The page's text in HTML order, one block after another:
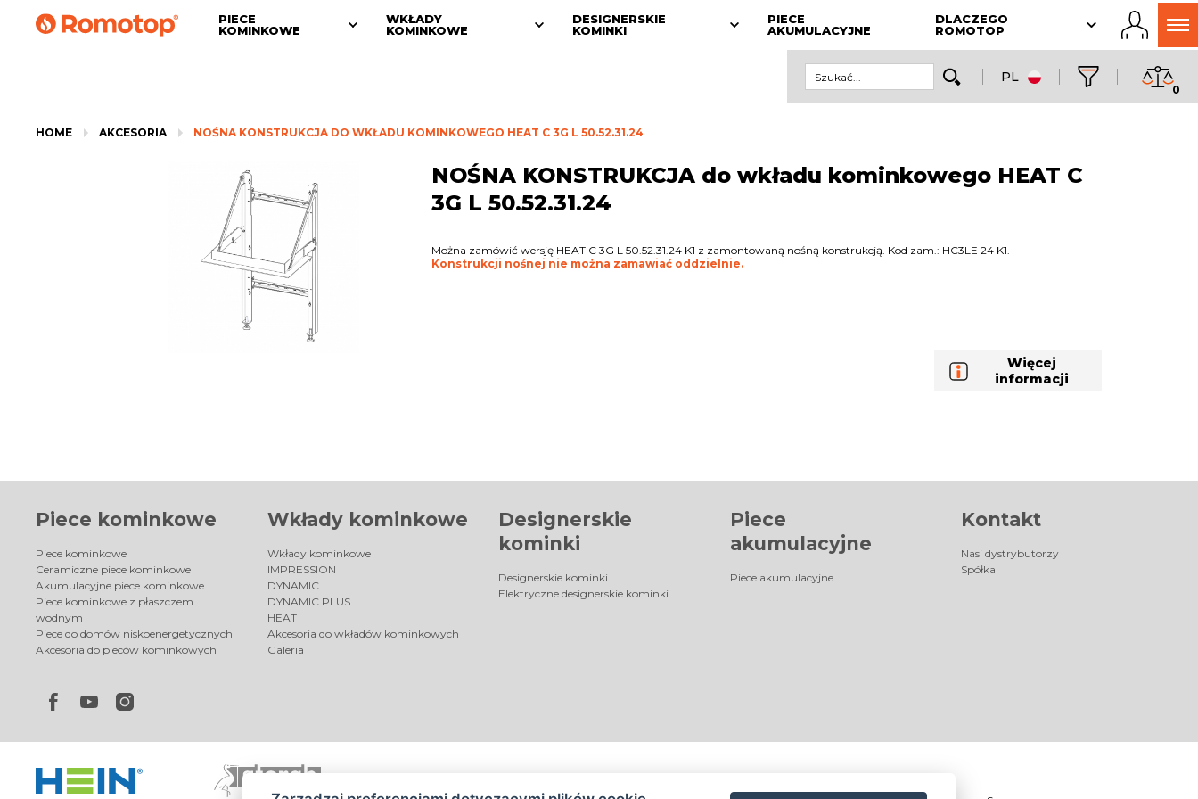
PIECE
KOMINKOWE
WKŁADY
KOMINKOWE
DESIGNERSKIE
KOMINKI
PIECE
AKUMULACYJNE
DLACZEGO
ROMOTOP
PL
0
HOME AKCESORIA NOŚNA KONSTRUKCJA DO WKŁADU KOMINKOWEGO HEAT C 3G L 50.52.31.24
NOŚNA KONSTRUKCJA do wkładu kominkowego HEAT C
3G L 50.52.31.24
Można zamówić wersję HEAT C 3G L 50.52.31.24 K1 z zamontowaną nośną konstrukcją. Kod zam.: HC3LE 24 K1.
Konstrukcji nośnej nie można zamawiać oddzielnie.
Więcej
informacji
Piece kominkowe
Piece kominkowe
Ceramiczne piece kominkowe
Akumulacyjne piece kominkowe
Piece kominkowe z płaszczem
wodnym
Piece do domów niskoenergetycznych
Akcesoria do pieców kominkowych
Wkłady kominkowe
Wkłady kominkowe
IMPRESSION
DYNAMIC
DYNAMIC PLUS
HEAT
Akcesoria do wkładów kominkowych
Galeria
Designerskie
kominki
Designerskie kominki
Elektryczne designerskie kominki
Piece
akumulacyjne
Piece akumulacyjne
Kontakt
Nasi dystrybutorzy
Spółka